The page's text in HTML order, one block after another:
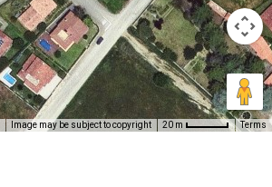
Image may be subject to copyright 20 m Terms